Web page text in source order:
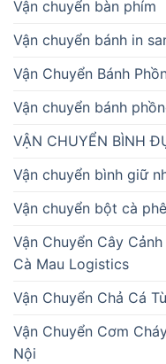
Vận chuyển bàn phím
Vận chuyển bánh in
Vận Chuyển Bánh
Vận chuyển bánh
VẬN CHUYỂN BÌNH
Vận chuyển bình giữ
Vận chuyển bột cà
Vận Chuyển Cây
Cà Mau Logistics
Vận Chuyển Chả Cá
Vận Chuyển Cơm
Nội